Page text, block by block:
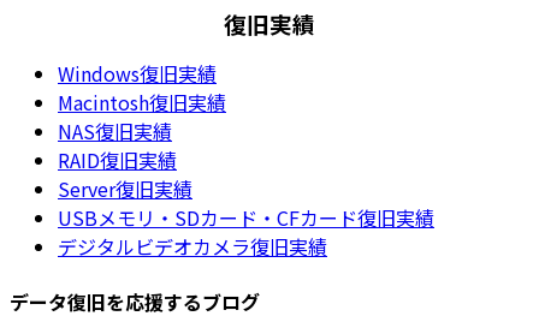
復旧実績
Windows復旧実績
Macintosh復旧実績
NAS復旧実績
RAID復旧実績
Server復旧実績
USBメモリ・SDカード・CFカード復旧実績
デジタルビデオカメラ復旧実績
データ復旧を応援するブログ